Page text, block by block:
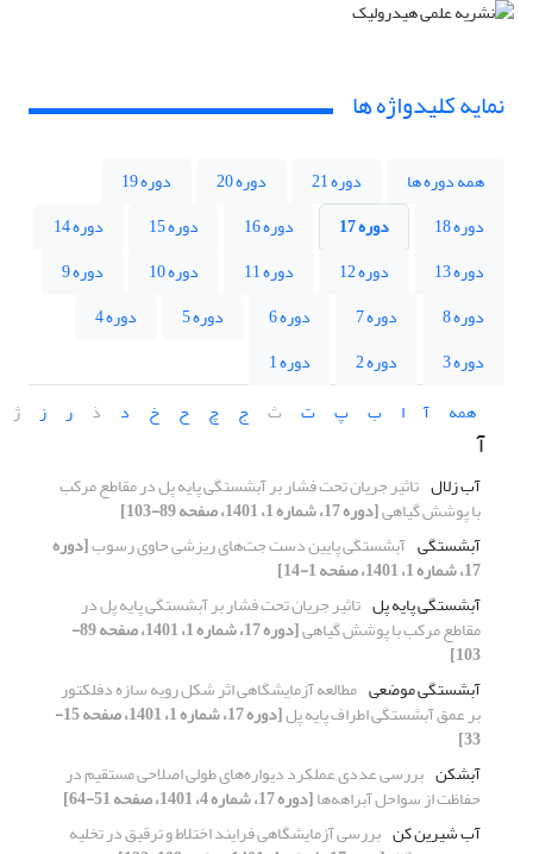
نمایه کلیدواژه ها
همه دوره ها دوره 21 دوره 20
دوره 19
دوره 18
دوره 17 دوره 16 دوره 15
دوره 14
دوره 13
دوره 12 دوره 11 دوره 10
دوره 9
دوره 8
دوره 7 دوره 6 دوره 5
دوره 4
دوره 3
دوره 2
دوره 1
همه
آ ا ب پ ت ث ج چ ح خ د ذ ر ز ژ
آ
آب زلال تاثیر جریان تحت فشار بر آبشستگی پایه پل در مقاطع مرکب
با پوشش گیاهی[دوره 17، شماره 1، 1401، صفحه 89-103]
آبشستگی آبشستگی پایین دست جت‌های ریزشی حاوی رسوب[دوره
17، شماره 1، 1401، صفحه 1-14]
آبشستگی پایه پل تاثیر جریان تحت فشار بر آبشستگی پایه پل در
مقاطع مرکب با پوشش گیاهی [دوره 17، شماره 1، 1401، صفحه 89-
103]
آبشستگی موضعی مطالعه آزمایشگاهی اثر شکل رویه سازه دفلکتور
بر عمق آبشستگی اطراف پایه پل [دوره 17، شماره 1، 1401، صفحه 15-
33]
آبشکن بررسی عددی عملکرد دیواره‌های طولی اصلاحی مستقیم در
حفاظت از سواحل آبراهه‌ها[دوره 17، شماره 4، 1401، صفحه 51-64]
آب شیرین کن بررسی آزمایشگاهی فرایند اختلاط و ترقیق در تخلیه